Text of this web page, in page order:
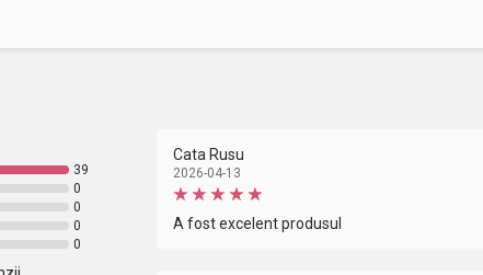
39
0
0
0
0
Cata Rusu
2026-04-13
A fost excelent produsul